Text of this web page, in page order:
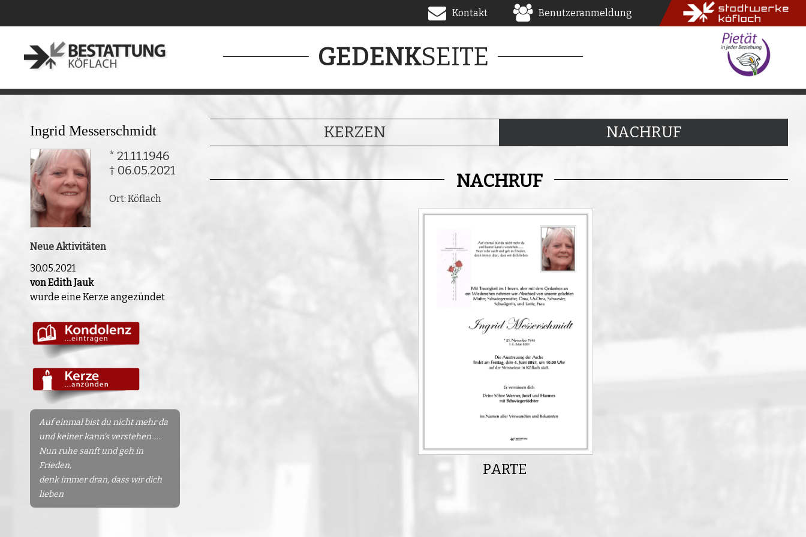
Kontakt Benutzeranmeldung
GEDENKSEITE
Ingrid Messerschmidt
* 21.11.1946
† 06.05.2021
Ort: Köflach
Neue Aktivitäten
30.05.2021
von Edith Jauk
wurde eine Kerze angezündet
Auf einmal bist du nicht mehr da
und keiner kann‘s verstehen......
Nun ruhe sanft und geh in
Frieden,
denk immer dran, dass wir dich
lieben
KERZEN NACHRUF
NACHRUF
PARTE